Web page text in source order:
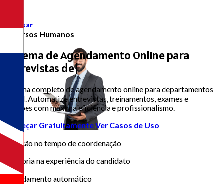
Acessar
Recursos Humanos
Sistema de Agendamento Online para
Entrevistas de Emprego
Sistema completo de agendamento online para departamentos
de RH. Automatize entrevistas, treinamentos, exames e
reuniões com máxima eficiência e profissionalismo.
Começar GratuitamenteVer Casos de Uso
85%
Redução no tempo de coordenação
Melhoria na experiência do candidato
24/7
Agendamento automático